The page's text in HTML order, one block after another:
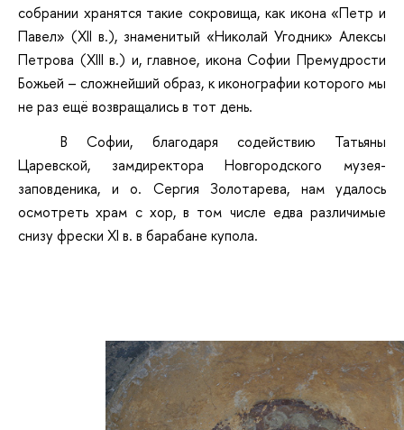
собрании хранятся такие сокровища, как икона «Петр и
Павел» (XII в.), знаменитый «Николай Угодник» Алексы
Петрова (XIII в.) и, главное, икона Софии Премудрости
Божьей – сложнейший образ, к иконографии которого мы
не раз ещё возвращались в тот день.
В Софии, благодаря содействию Татьяны
Царевской, замдиректора Новгородского музея-
заповденика, и о. Сергия Золотарева, нам удалось
осмотреть храм с хор, в том числе едва различимые
снизу фрески XI в. в барабане купола.